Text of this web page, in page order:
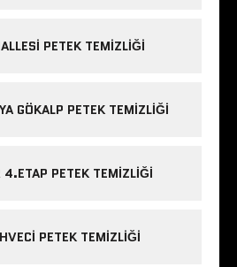
PETEK TEMIZLIĞI
GÖKALP PETEK TEMIZLIĞI
4.ETAP PETEK TEMIZLIĞI
PETEK TEMIZLIĞI